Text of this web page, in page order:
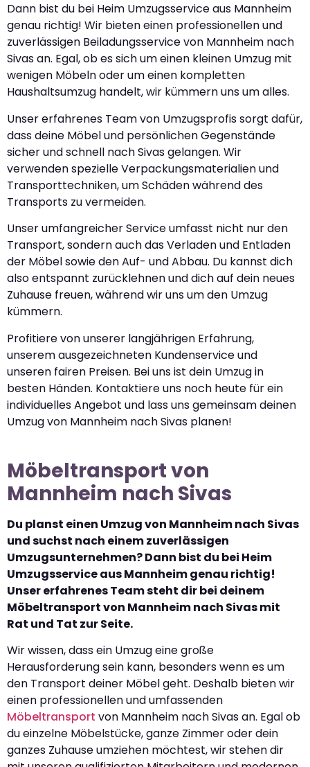
Dann bist du bei Heim Umzugsservice aus Mannheim
genau richtig! Wir bieten einen professionellen und
zuverlässigen Beiladungsservice von Mannheim nach
Sivas an. Egal, ob es sich um einen kleinen Umzug mit
wenigen Möbeln oder um einen kompletten
Haushaltsumzug handelt, wir kümmern uns um alles.
Unser erfahrenes Team von Umzugsprofis sorgt dafür,
dass deine Möbel und persönlichen Gegenstände
sicher und schnell nach Sivas gelangen. Wir
verwenden spezielle Verpackungsmaterialien und
Transporttechniken, um Schäden während des
Transports zu vermeiden.
Unser umfangreicher Service umfasst nicht nur den
Transport, sondern auch das Verladen und Entladen
der Möbel sowie den Auf- und Abbau. Du kannst dich
also entspannt zurücklehnen und dich auf dein neues
Zuhause freuen, während wir uns um den Umzug
kümmern.
Profitiere von unserer langjährigen Erfahrung,
unserem ausgezeichneten Kundenservice und
unseren fairen Preisen. Bei uns ist dein Umzug in
besten Händen. Kontaktiere uns noch heute für ein
individuelles Angebot und lass uns gemeinsam deinen
Umzug von Mannheim nach Sivas planen!
Möbeltransport von
Mannheim nach Sivas
Du planst einen Umzug von Mannheim nach Sivas
und suchst nach einem zuverlässigen
Umzugsunternehmen? Dann bist du bei Heim
Umzugsservice aus Mannheim genau richtig!
Unser erfahrenes Team steht dir bei deinem
Möbeltransport von Mannheim nach Sivas mit
Rat und Tat zur Seite.
Wir wissen, dass ein Umzug eine große
Herausforderung sein kann, besonders wenn es um
den Transport deiner Möbel geht. Deshalb bieten wir
einen professionellen und umfassenden
Möbeltransport von Mannheim nach Sivas an. Egal ob
du einzelne Möbelstücke, ganze Zimmer oder dein
ganzes Zuhause umziehen möchtest, wir stehen dir